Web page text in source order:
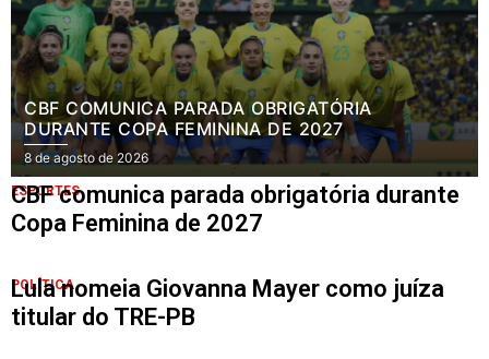
CBF COMUNICA PARADA OBRIGATÓRIA
DURANTE COPA FEMININA DE 2027
8 de agosto de 2026
ESPORTES
CBF comunica parada obrigatória durante
Copa Feminina de 2027
POLÍTICA
Lula nomeia Giovanna Mayer como juíza
titular do TRE-PB